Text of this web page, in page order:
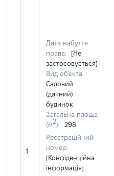
1
Дата набуття
права:
[Не
застосовується]
Вид об'єкта:
Садовий
(дачний)
будинок
Загальна площа
(м2):
298
Реєстраційний
номер:
[Конфіденційна
інформація]